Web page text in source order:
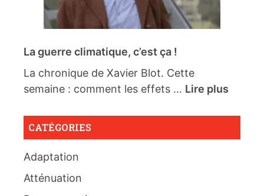
La guerre climatique, c’est ça !
La chronique de Xavier Blot. Cette
semaine : comment les effets ... Lire plus
CATÉGORIES
Adaptation
Atténuation